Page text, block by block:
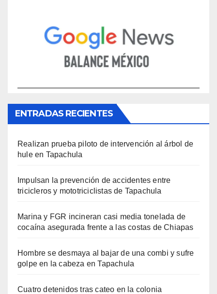
ENTRADAS RECIENTES
Realizan prueba piloto de intervención al árbol de
hule en Tapachula
Impulsan la prevención de accidentes entre
tricicleros y mototriciclistas de Tapachula
Marina y FGR incineran casi media tonelada de
cocaína asegurada frente a las costas de Chiapas
Hombre se desmaya al bajar de una combi y sufre
golpe en la cabeza en Tapachula
Cuatro detenidos tras cateo en la colonia